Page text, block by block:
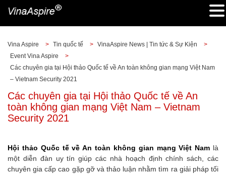
Vina Aspire > Tin quốc tế > VinaAspire News | Tin tức & Sự Kiện
>
Event Vina Aspire
>
Các chuyên gia tại Hội thảo Quốc tế về An toàn không gian mạng Việt Nam
– Vietnam Security 2021
Các chuyên gia tại Hội thảo Quốc tế về An
toàn không gian mạng Việt Nam – Vietnam
Security 2021
Hội thảo Quốc tế về An toàn không gian mạng Việt Nam là
một diễn đàn uy tín giúp các nhà hoạch định chính sách, các
chuyên gia cấp cao gặp gỡ và thảo luận nhằm tìm ra giải pháp tối